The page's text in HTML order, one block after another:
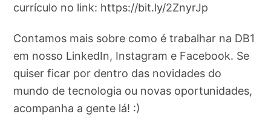
currículo no link: https://bit.ly/2ZnyrJp
Contamos mais sobre como é trabalhar na DB1
em nosso LinkedIn, Instagram e Facebook. Se
quiser ficar por dentro das novidades do
mundo de tecnologia ou novas oportunidades,
acompanha a gente lá! :)